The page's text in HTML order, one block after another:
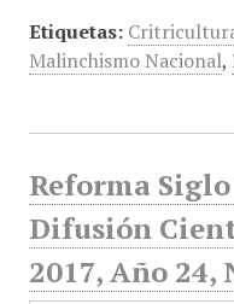
Etiquetas:
Malinchismo Nacional,
Reforma
Difusión
2017, Año